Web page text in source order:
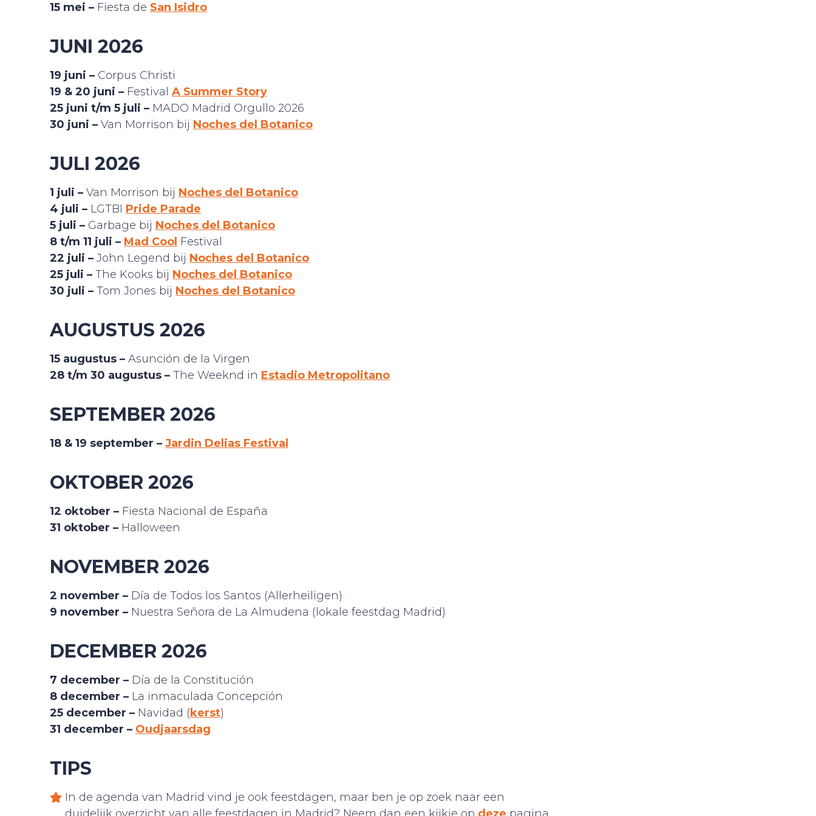
15 mei – Fiesta de San Isidro
JUNI 2026
19 juni – Corpus Christi
19 & 20 juni – Festival A Summer Story
25 juni t/m 5 juli – MADO Madrid Orgullo 2026
30 juni – Van Morrison bij Noches del Botanico
JULI 2026
1 juli – Van Morrison bij Noches del Botanico
4 juli – LGTBI Pride Parade
5 juli – Garbage bij Noches del Botanico
8 t/m 11 juli – Mad Cool Festival
22 juli – John Legend bij Noches del Botanico
25 juli – The Kooks bij Noches del Botanico
30 juli – Tom Jones bij Noches del Botanico
AUGUSTUS 2026
15 augustus – Asunción de la Virgen
28 t/m 30 augustus – The Weeknd in Estadio Metropolitano
SEPTEMBER 2026
18 & 19 september – Jardin Delias Festival
OKTOBER 2026
12 oktober – Fiesta Nacional de España
31 oktober – Halloween
NOVEMBER 2026
2 november – Día de Todos los Santos (Allerheiligen)
9 november – Nuestra Señora de La Almudena (lokale feestdag Madrid)
DECEMBER 2026
7 december – Día de la Constitución
8 december – La inmaculada Concepción
25 december – Navidad (kerst)
31 december – Oudjaarsdag
TIPS
In de agenda van Madrid vind je ook feestdagen, maar ben je op zoek naar een